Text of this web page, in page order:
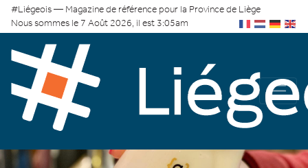
#Liégeois — Magazine de référence pour la Province de Liège
Nous sommes le 7 Août 2026, il est 3:05am